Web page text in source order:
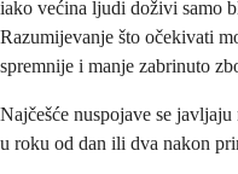
iako većina ljudi doživi samo
Razumijevanje što očekivati
spremnije i manje zabrinuto
Najčešće nuspojave se
u roku od dan ili dva nakon